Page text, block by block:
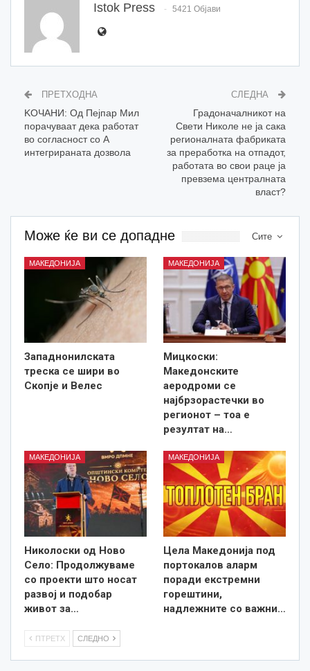
Istok Press 5421 Објави
ПРЕТХОДНА
KOЧАНИ: Од Пејпар Мил
порачуваат дека работат
во согласност со А
интегрираната дозвола
СЛЕДНА
Градоначалникот на
Свети Николе не ја сака
регионалната фабриката
за преработка на отпадот,
работата во свои раце ја
превзема централната
власт?
Сите
Може ќе ви се допадне
МАКЕДОНИЈА
Западнонилската
треска се шири во
Скопје и Велес
МАКЕДОНИЈА
Мицкоски:
Македонските
аеродроми се
најбрзорастечки во
регионот – тоа е
резултат на…
МАКЕДОНИЈА
Николоски од Ново
Село: Продолжуваме
со проекти што носат
развој и подобар
живот за…
МАКЕДОНИЈА
Цела Македонија под
портокалов аларм
поради екстремни
горештини,
надлежните со важни…
ПТРЕТХ СЛЕДНО